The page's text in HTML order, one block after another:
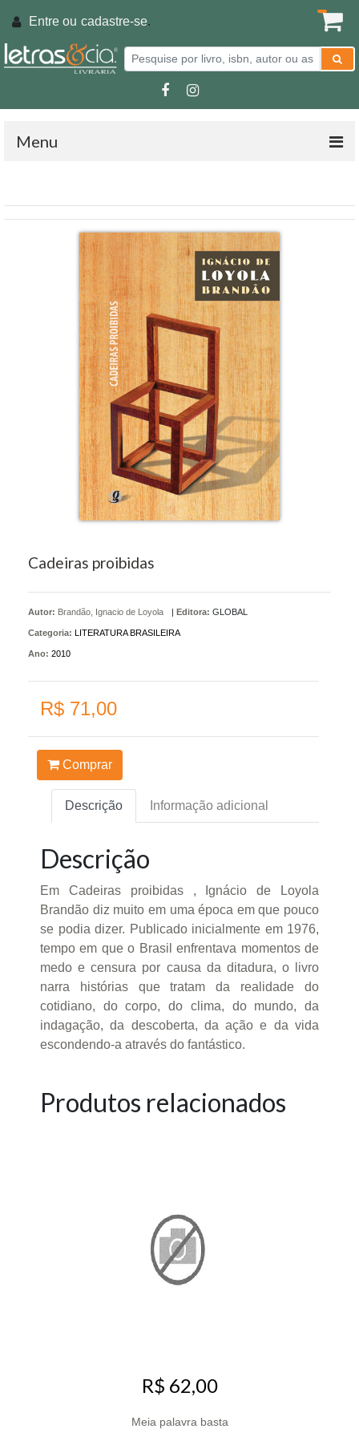
Entre ou cadastre-se.
Menu
Cadeiras proibidas
Autor: Brandão, Ignacio de Loyola | Editora: GLOBAL
Categoria: LITERATURA BRASILEIRA
Ano: 2010
R$ 71,00
Comprar
Descrição Informação adicional
Descrição
Em Cadeiras proibidas , Ignácio de Loyola
Brandão diz muito em uma época em que pouco
se podia dizer. Publicado inicialmente em 1976,
tempo em que o Brasil enfrentava momentos de
medo e censura por causa da ditadura, o livro
narra histórias que tratam da realidade do
cotidiano, do corpo, do clima, do mundo, da
indagação, da descoberta, da ação e da vida
escondendo-a através do fantástico.
Produtos relacionados
R$ 62,00
Meia palavra basta